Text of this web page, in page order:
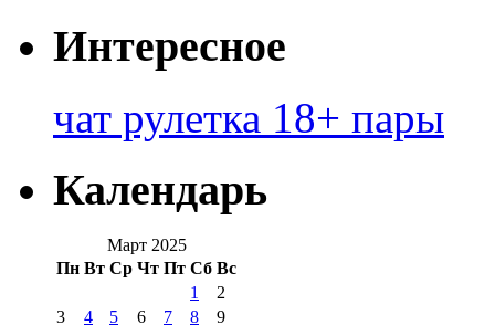
Интересное
чат рулетка 18+ пары
Календарь
Март 2025
Пн Вт Ср Чт Пт Сб Вс
1
2
3
4 5 6 7 8
9